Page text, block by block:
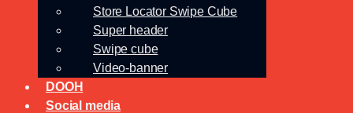
Store Locator Swipe Cube
Super header
Swipe cube
Video-banner
DOOH
Social media